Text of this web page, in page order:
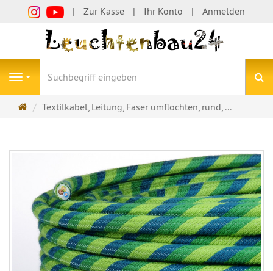
Zur Kasse Ihr Konto Anmelden
Navigation
Startseite
Textilkabel, Leitung, Faser umflochten, rund, ...